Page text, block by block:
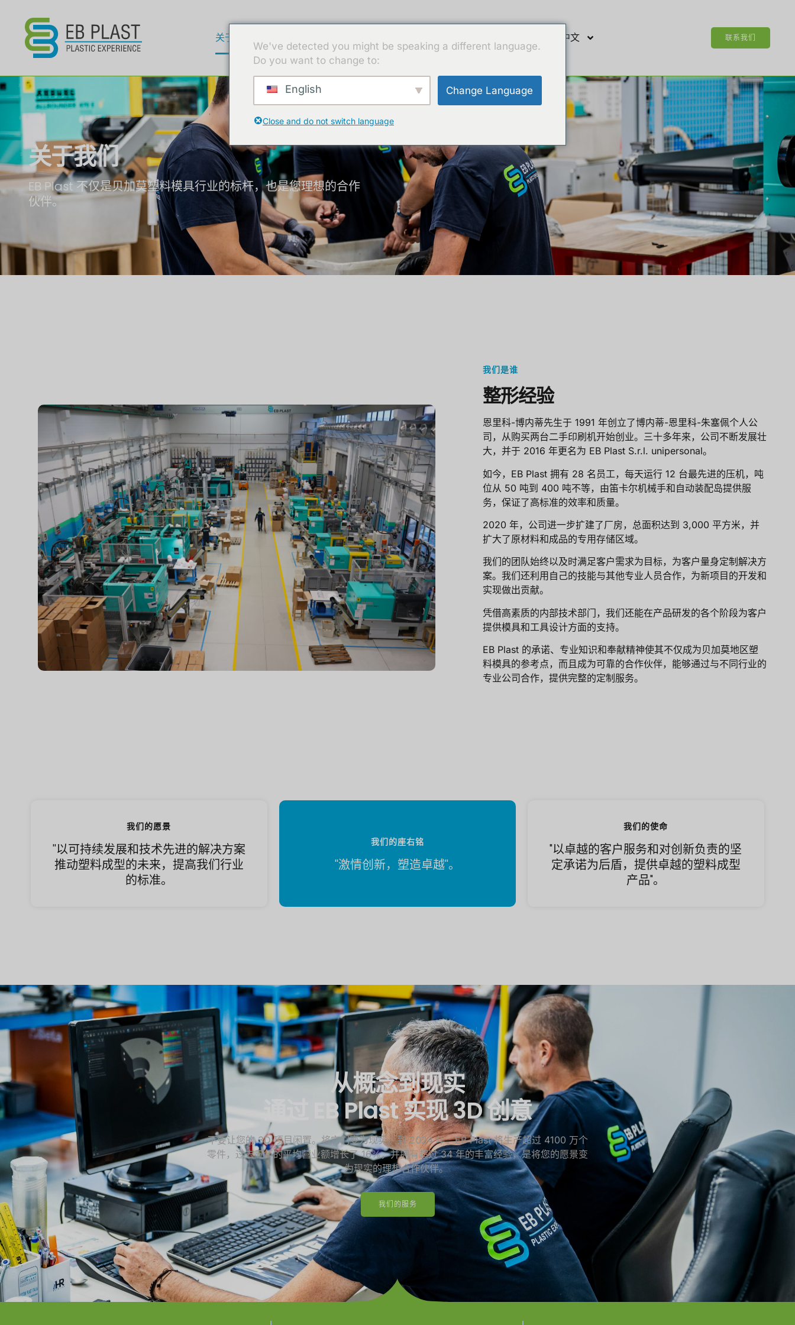
关于我们 简体中文 联系我们
关于我们
EB Plast 不仅是贝加莫塑料模具行业的标杆，也是您理想的合作
伙伴。
我们是谁
整形经验
恩里科-博内蒂先生于 1991 年创立了博内蒂-恩里科-朱塞佩个人公
司，从购买两台二手印刷机开始创业。三十多年来，公司不断发展壮
大，并于 2016 年更名为 EB Plast S.r.l. unipersonal。
如今，EB Plast 拥有 28 名员工，每天运行 12 台最先进的压机，吨
位从 50 吨到 400 吨不等，由笛卡尔机械手和自动装配岛提供服
务，保证了高标准的效率和质量。
2020 年，公司进一步扩建了厂房，总面积达到 3,000 平方米，并
扩大了原材料和成品的专用存储区域。
我们的团队始终以及时满足客户需求为目标，为客户量身定制解决方
案。我们还利用自己的技能与其他专业人员合作，为新项目的开发和
实现做出贡献。
凭借高素质的内部技术部门，我们还能在产品研发的各个阶段为客户
提供模具和工具设计方面的支持。
EB Plast 的承诺、专业知识和奉献精神使其不仅成为贝加莫地区塑
料模具的参考点，而且成为可靠的合作伙伴，能够通过与不同行业的
专业公司合作，提供完整的定制服务。
我们的愿景
''以可持续发展和技术先进的解决方案
推动塑料成型的未来，提高我们行业
的标准。
我们的座右铭
''激情创新，塑造卓越''。
我们的使命
"以卓越的客户服务和对创新负责的坚
定承诺为后盾，提供卓越的塑料成型
产品"。
从概念到现实
通过 EB Plast 实现 3D 创意
不要让您的 3D 项目闲置。将它们变为现实。到 2024 年，EB Plast 将生产超过 4100 万个
零件，过去五年的平均营业额增长了 16%，并拥有超过 34 年的丰富经验，是将您的愿景变
为现实的理想合作伙伴。
我们的服务
We've detected you might be speaking a different language.
Do you want to change to:
English Change Language
Close and do not switch language